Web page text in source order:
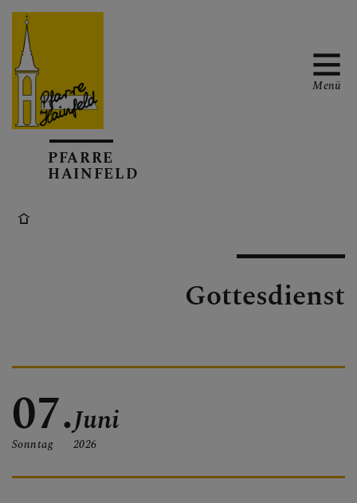
AKTUELL
GOTTESDIENSTE
PFARRBRIEF
PFARRKIRCHE
PFARRE
HAINFELD
Menü
Gottesdienst
07.
Sonntag
Juni
2026